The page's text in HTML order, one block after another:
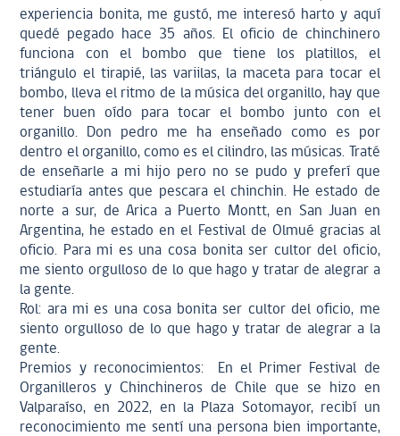
experiencia bonita, me gustó, me interesó harto y aquí
quedé pegado hace 35 años. El oficio de chinchinero
funciona con el bombo que tiene los platillos, el
triángulo el tirapié, las variilas, la maceta para tocar el
bombo, lleva el ritmo de la música del organillo, hay que
tener buen oído para tocar el bombo junto con el
organillo. Don pedro me ha enseñado como es por
dentro el organillo, como es el cilindro, las músicas. Traté
de enseñarle a mi hijo pero no se pudo y preferí que
estudiaría antes que pescara el chinchin. He estado de
norte a sur, de Arica a Puerto Montt, en San Juan en
Argentina, he estado en el Festival de Olmué gracias al
oficio. Para mi es una cosa bonita ser cultor del oficio,
me siento orgulloso de lo que hago y tratar de alegrar a
la gente.
Rol: ara mi es una cosa bonita ser cultor del oficio, me
siento orgulloso de lo que hago y tratar de alegrar a la
gente.
Premios y reconocimientos: En el Primer Festival de
Organilleros y Chinchineros de Chile que se hizo en
Valparaíso, en 2022, en la Plaza Sotomayor, recibí un
reconocimiento me sentí una persona bien importante,